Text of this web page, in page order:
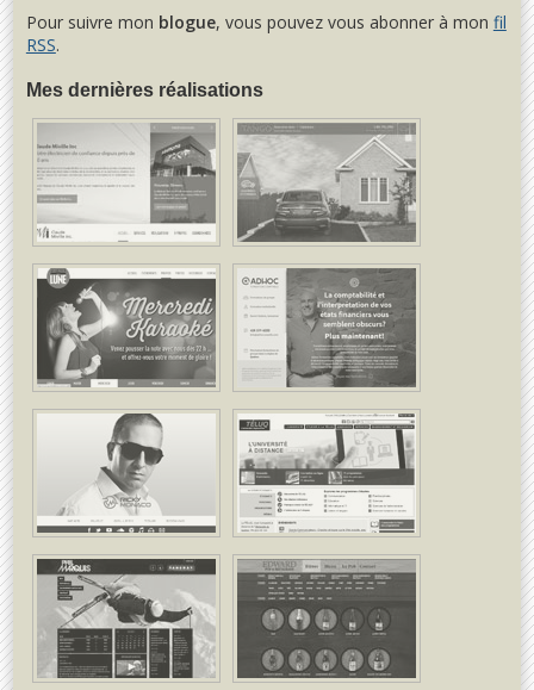
Pour suivre mon blogue, vous pouvez vous abonner à mon fil
RSS.
Mes dernières réalisations